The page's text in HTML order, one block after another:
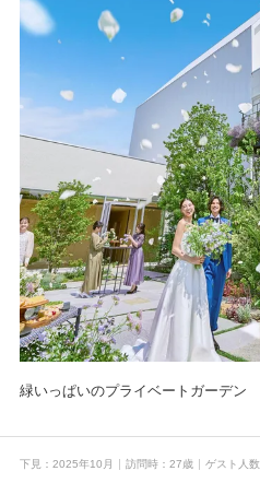
緑いっぱいのプライベートガーデン
下見 2025年10月 訪問時 27歳 ゲスト人数